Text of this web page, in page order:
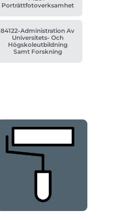
Porträttfotoverksamhet
84122-Administration Av
Universitets- Och
Högskoleutbildning
Samt Forskning